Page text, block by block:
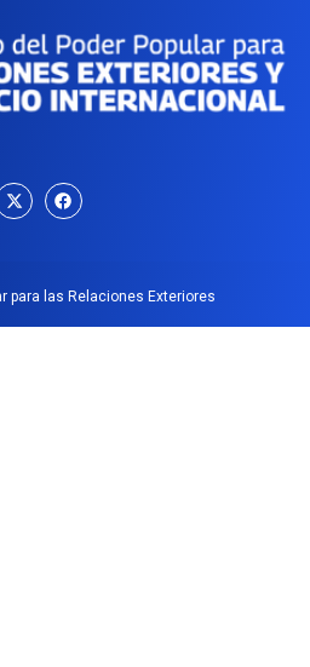
para las Relaciones Exteriores